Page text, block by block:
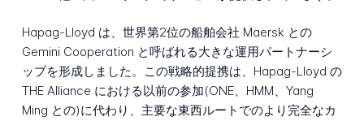
Hapag-Lloyd は、世界第2位の船舶会社 Maersk との
Gemini Cooperation と呼ばれる大きな運用パートナーシ
ップを形成しました。この戦略的提携は、Hapag-Lloyd の
THE Alliance における以前の参加(ONE、HMM、Yang
Ming との)に代わり、主要な東西ルートでのより完全なカ